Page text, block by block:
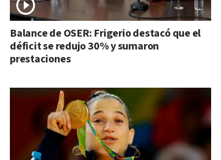
Balance de OSER: Frigerio destacó que el
déficit se redujo 30% y sumaron
prestaciones